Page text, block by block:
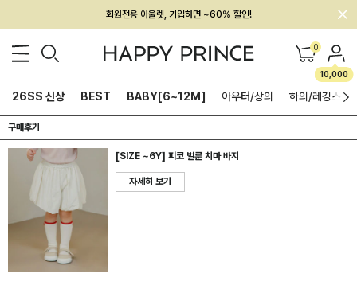
회원전용 아울렛, 가입하면 ~60% 할인!
멤버십 최대 28,000원 혜택 0
10,000
26SS 신상 BEST BABY[6~12M] 아우터/상의 하의/레깅스
구매후기
[SIZE ~6Y] 피코 벌룬 치마 바지
자세히 보기